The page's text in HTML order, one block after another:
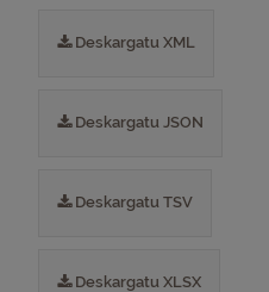
Deskargatu XML
Deskargatu JSON
Deskargatu TSV
Deskargatu XLSX